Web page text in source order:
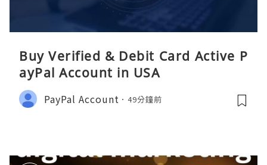
Buy Verified & Debit Card Active P
ayPal Account in USA
PayPal Account 49分鐘前